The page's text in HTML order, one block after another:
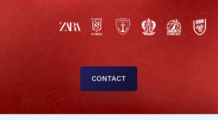
CONTACT